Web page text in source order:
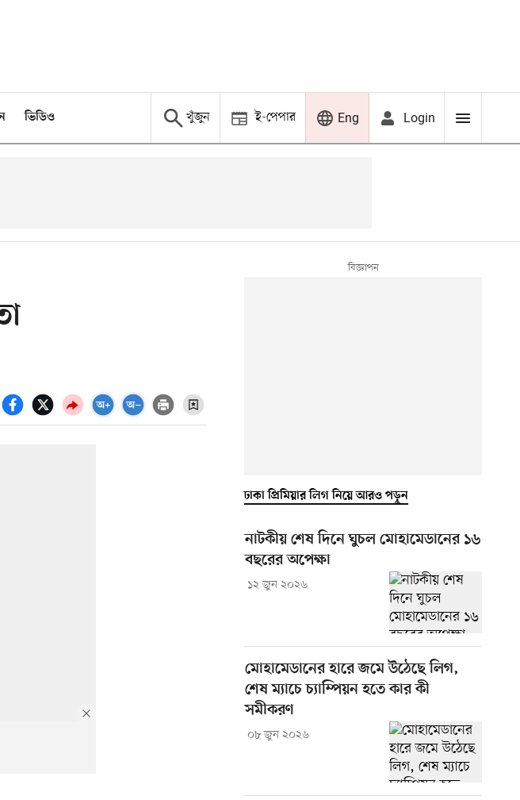
ভিডিও খুঁজুন ই-পেপার Eng Login
ঢাকা প্রিমিয়ার লিগ নিয়ে আরও পড়ুন
নাটকীয় শেষ দিনে ঘুচল মোহামেডানের ১৬
বছরের অপেক্ষা
১২ জুন ২০২৬
মোহামেডানের হারে জমে উঠেছে লিগ,
শেষ ম্যাচে চ্যাম্পিয়ন হতে কার কী
সমীকরণ
০৮ জুন ২০২৬